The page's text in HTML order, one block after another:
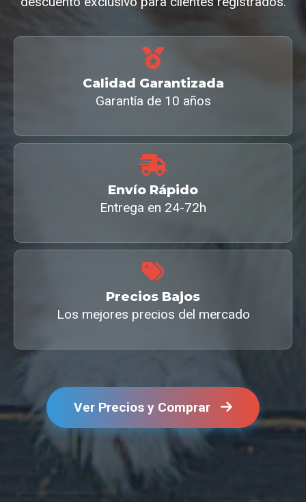
Calidad Garantizada
Garantía de 10 años
Envío Rápido
Entrega en 24-72h
Precios Bajos
Los mejores precios del mercado
Ver Precios y Comprar